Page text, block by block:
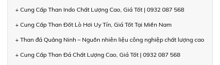
+ Cung Cấp Than Indo Chất Lượng Cao, Giá Tốt | 0932 087 568
+ Cung Cấp Than Đốt Lò Hơi Uy Tín, Giá Tốt Tại Miền Nam
+ Than đá Quảng Ninh – Nguồn nhiên liệu công nghiệp chất lượng cao
+ Cung Cấp Than Đá Chất Lượng Cao, Giá Tốt | 0932 087 568